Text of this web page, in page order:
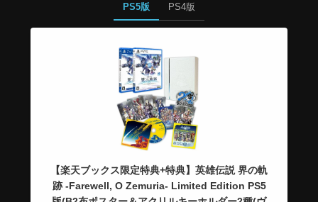
PS5版 PS4版
【楽天ブックス限定特典+特典】英雄伝説 界の軌
跡 -Farewell, O Zemuria- Limited Edition PS5